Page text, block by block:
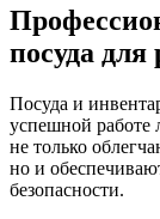
посуда для
Посуда и
успешной работе
не только
но и
безопасности.